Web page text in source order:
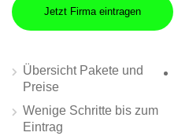
Jetzt Firma eintragen
Übersicht Pakete und
Preise
Wenige Schritte bis zum
Eintrag